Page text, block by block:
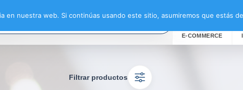
E-COMMERCE
Filtrar productos
en nuestra web. Si continúas usando este sitio, asumiremos que estás